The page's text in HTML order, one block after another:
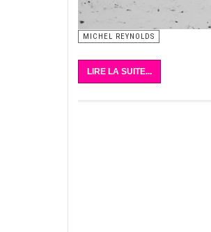
MICHEL REYNOLDS
LIRE LA SUITE...